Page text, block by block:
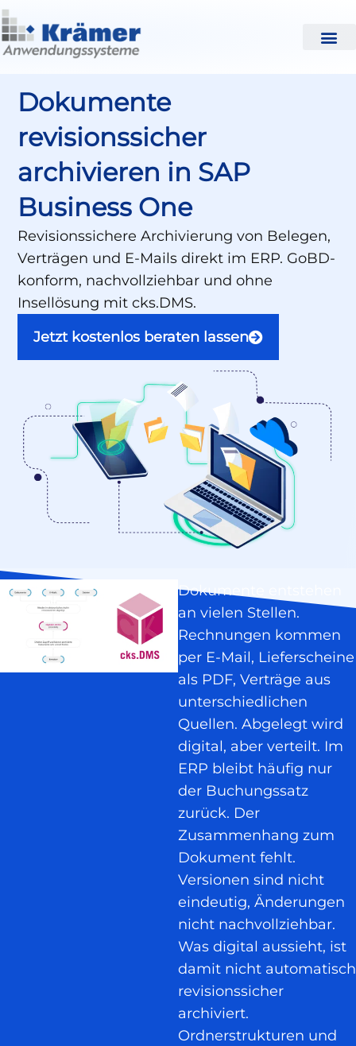
Dokumente
revisionssicher
archivieren in SAP
Business One
Revisionssichere Archivierung von Belegen,
Verträgen und E-Mails direkt im ERP. GoBD-
konform, nachvollziehbar und ohne
Insellösung mit cks.DMS.
Jetzt kostenlos beraten lassen
Dokumente entstehen
an vielen Stellen.
Rechnungen kommen
per E-Mail, Lieferscheine
als PDF, Verträge aus
unterschiedlichen
Quellen. Abgelegt wird
digital, aber verteilt. Im
ERP bleibt häufig nur
der Buchungssatz
zurück. Der
Zusammenhang zum
Dokument fehlt.
Versionen sind nicht
eindeutig, Änderungen
nicht nachvollziehbar.
Was digital aussieht, ist
damit nicht automatisch
revisionssicher
archiviert.
Ordnerstrukturen und